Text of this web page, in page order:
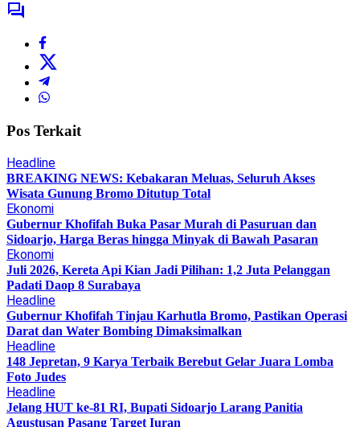
Pos Terkait
Headline
BREAKING NEWS: Kebakaran Meluas, Seluruh Akses
Wisata Gunung Bromo Ditutup Total
Ekonomi
Gubernur Khofifah Buka Pasar Murah di Pasuruan dan
Sidoarjo, Harga Beras hingga Minyak di Bawah Pasaran
Ekonomi
Juli 2026, Kereta Api Kian Jadi Pilihan: 1,2 Juta Pelanggan
Padati Daop 8 Surabaya
Headline
Gubernur Khofifah Tinjau Karhutla Bromo, Pastikan Operasi
Darat dan Water Bombing Dimaksimalkan
Headline
148 Jepretan, 9 Karya Terbaik Berebut Gelar Juara Lomba
Foto Judes
Headline
Jelang HUT ke-81 RI, Bupati Sidoarjo Larang Panitia
Agustusan Pasang Target Iuran